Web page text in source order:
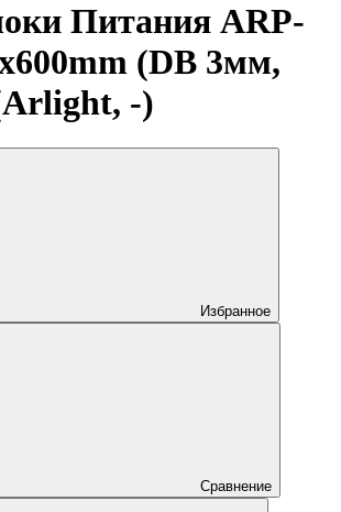
Питания ARP-
(DB 3мм,
-)
Избранное
Сравнение